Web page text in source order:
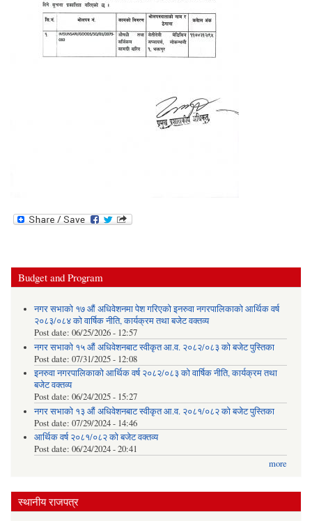
Budget and Program
नगर सभाको १७ औं अधिवेशनमा पेश गरिएको इनरुवा नगरपालिकाको आर्थिक वर्ष
२०८३/०८४ को वार्षिक नीति, कार्यक्रम तथा बजेट वक्तव्य
Post date: 06/25/2026 - 12:57
नगर सभाको १५ औं अधिवेशनबाट स्वीकृत आ.व. २०८२/०८३ को बजेट पुस्तिका
Post date: 07/31/2025 - 12:08
इनरुवा नगरपालिकाको आर्थिक वर्ष २०८२/०८३ को वार्षिक नीति, कार्यक्रम तथा
बजेट वक्तव्य
Post date: 06/24/2025 - 15:27
नगर सभाको १३ औं अधिवेशनबाट स्वीकृत आ.व. २०८१/०८२ को बजेट पुस्तिका
Post date: 07/29/2024 - 14:46
आर्थिक वर्ष २०८१/०८२ को बजेट वक्तव्य
Post date: 06/24/2024 - 20:41
more
स्थानीय राजपत्र